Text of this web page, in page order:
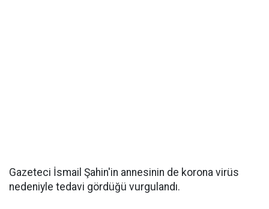
Gazeteci İsmail Şahin'in annesinin de korona virüs
nedeniyle tedavi gördüğü vurgulandı.